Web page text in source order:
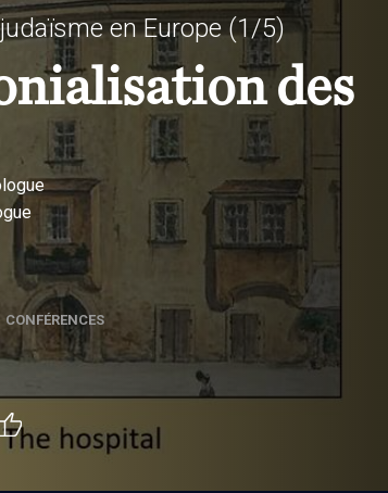
en Europe (1/5)
des
CONFÉRENCES